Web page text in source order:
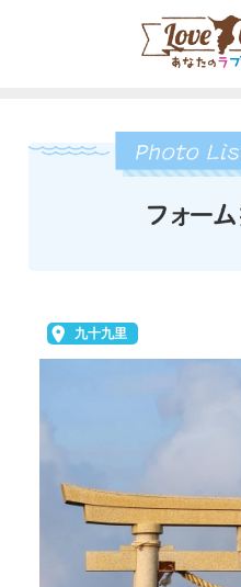
九十九里